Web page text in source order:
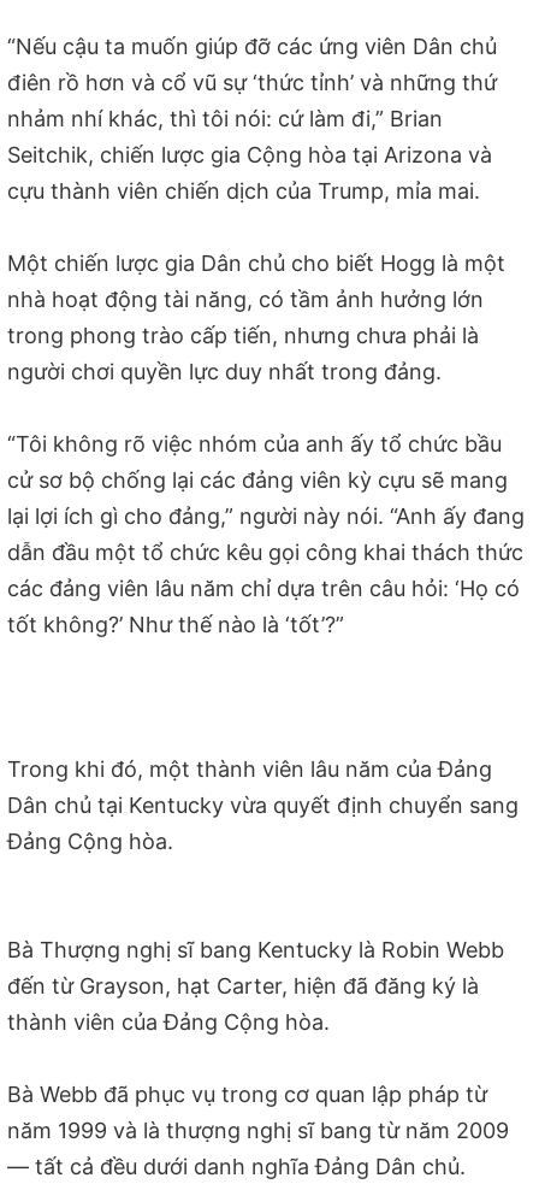
“Nếu cậu ta muốn giúp đỡ các ứng viên Dân chủ
điên rồ hơn và cổ vũ sự ‘thức tỉnh’ và những thứ
nhảm nhí khác, thì tôi nói: cứ làm đi,” Brian
Seitchik, chiến lược gia Cộng hòa tại Arizona và
cựu thành viên chiến dịch của Trump, mỉa mai.
Một chiến lược gia Dân chủ cho biết Hogg là một
nhà hoạt động tài năng, có tầm ảnh hưởng lớn
trong phong trào cấp tiến, nhưng chưa phải là
người chơi quyền lực duy nhất trong đảng.
“Tôi không rõ việc nhóm của anh ấy tổ chức bầu
cử sơ bộ chống lại các đảng viên kỳ cựu sẽ mang
lại lợi ích gì cho đảng,” người này nói. “Anh ấy đang
dẫn đầu một tổ chức kêu gọi công khai thách thức
các đảng viên lâu năm chỉ dựa trên câu hỏi: ‘Họ có
tốt không?’ Như thế nào là ‘tốt’?”
Trong khi đó, một thành viên lâu năm của Đảng
Dân chủ tại Kentucky vừa quyết định chuyển sang
Đảng Cộng hòa.
Bà Thượng nghị sĩ bang Kentucky là Robin Webb
đến từ Grayson, hạt Carter, hiện đã đăng ký là
thành viên của Đảng Cộng hòa.
Bà Webb đã phục vụ trong cơ quan lập pháp từ
năm 1999 và là thượng nghị sĩ bang từ năm 2009
— tất cả đều dưới danh nghĩa Đảng Dân chủ.